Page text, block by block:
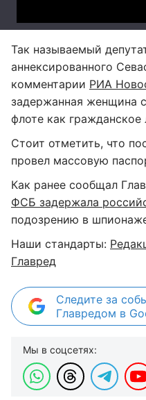
Так называемый
аннексированного
комментарии РИА
задержанная женщина
флоте как гражданское
Стоит отметить, что
провел массовую
Как ранее сообщал
ФСБ задержала
подозрению в
Наши стандарты:
Главред
Следите за
Главредом в
Мы в соцсетях: